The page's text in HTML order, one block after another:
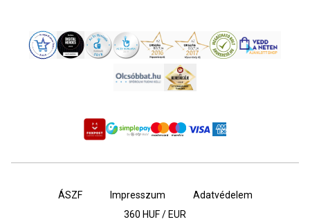
ÁSZF Impresszum
Adatvédelem
360 HUF / EUR